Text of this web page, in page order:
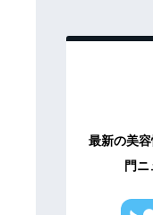
最新の美
門